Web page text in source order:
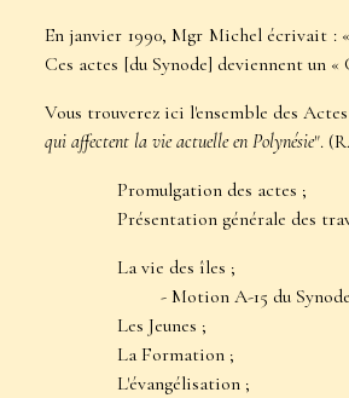
En janvier 1990, Mgr Michel écrivait :
Ces actes [du Synode] deviennent un
Vous trouverez ici l'ensemble des
qui affectent la vie actuelle en Polynésie".
Promulgation des actes ;
Présentation générale des
La vie des îles ;
- Motion A-15 du
Les Jeunes ;
La Formation ;
L'évangélisation ;